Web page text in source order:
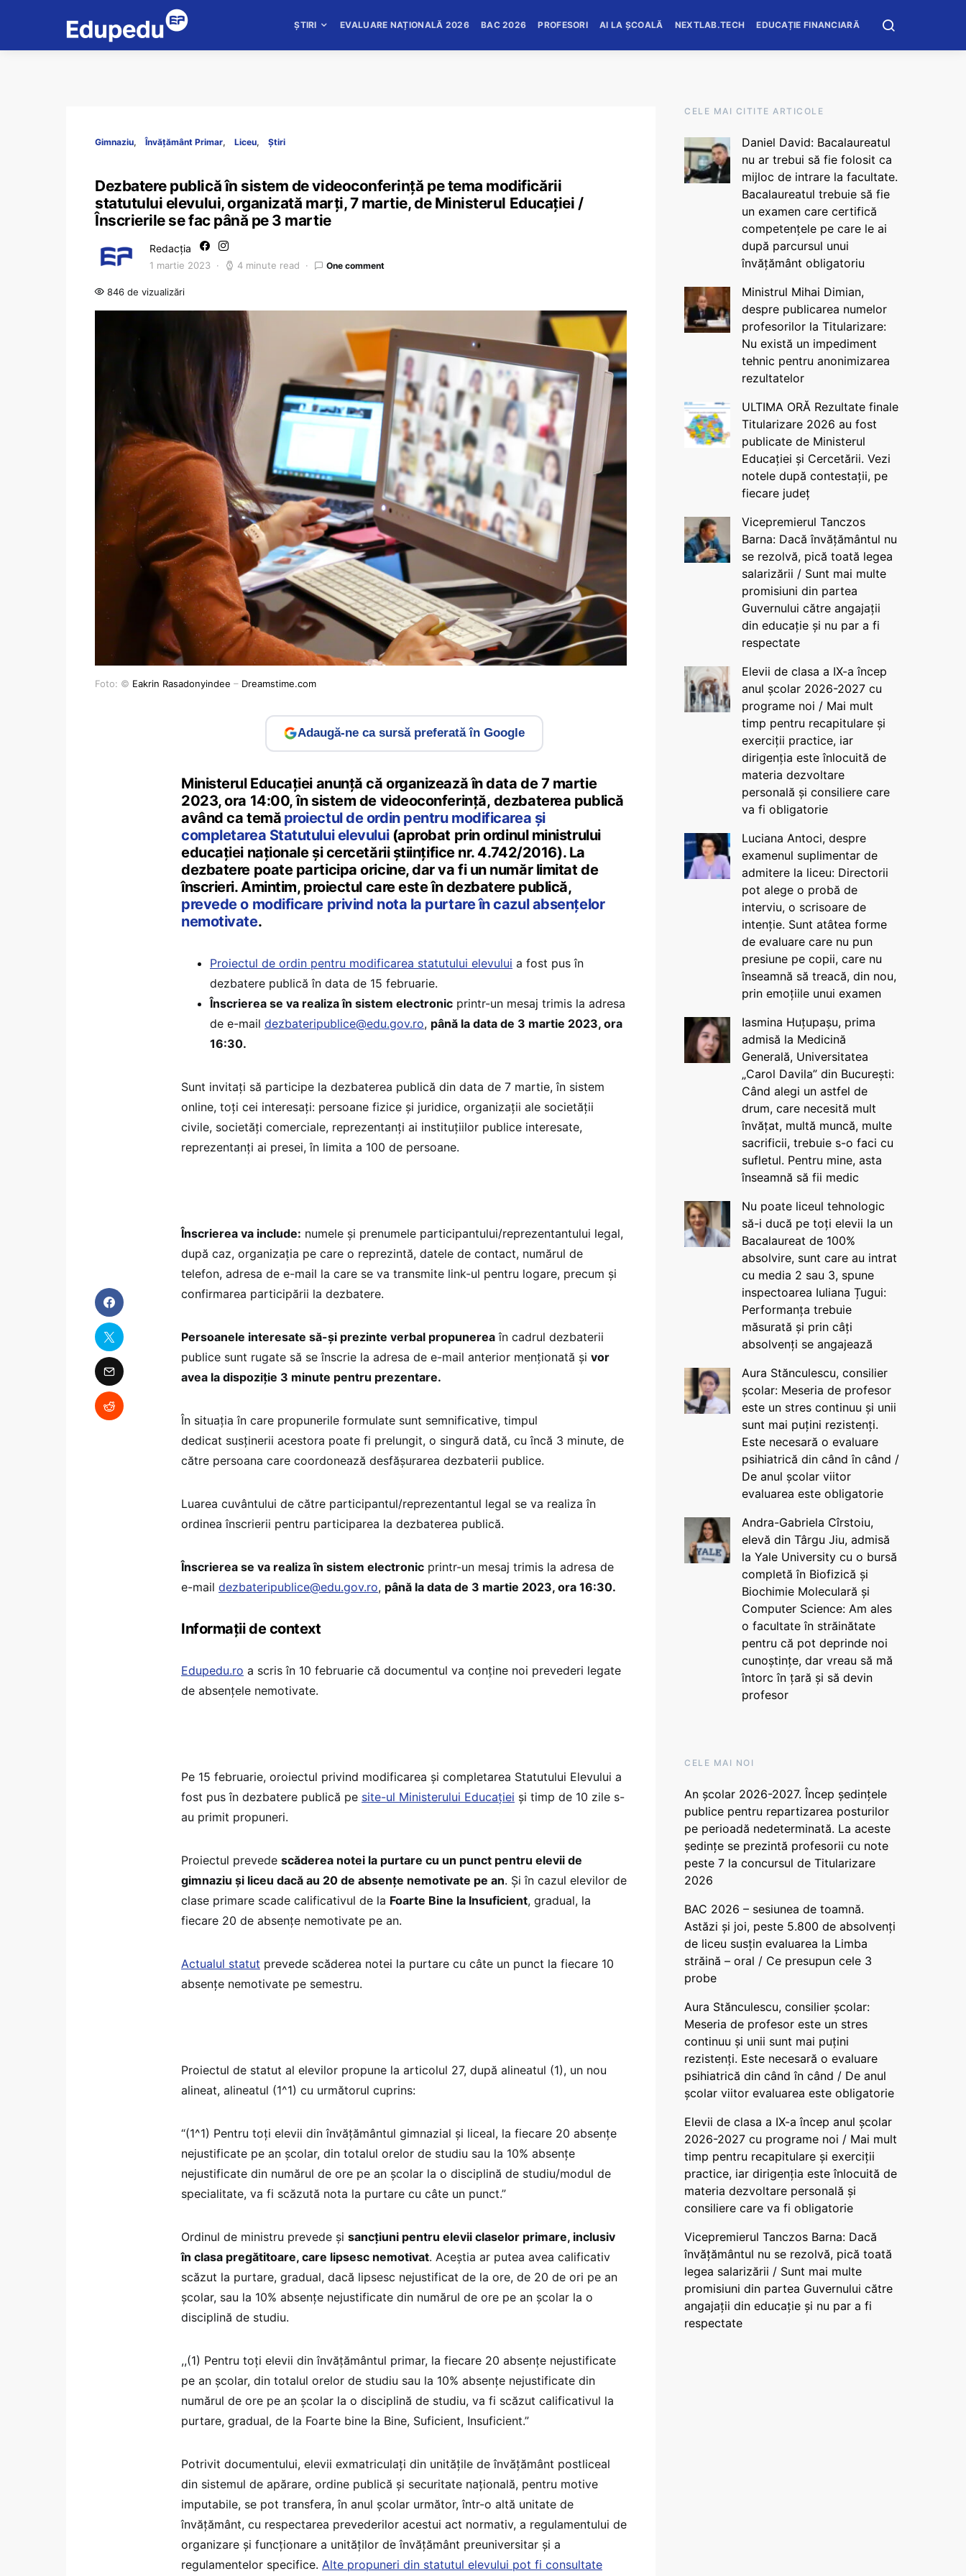
ȘTIRI EVALUARE NAȚIONALĂ 2026 BAC 2026 PROFESORI AI LA ȘCOALĂ NEXTLAB.TECH EDUCAȚIE FINANCIARĂ
Gimnaziu Învățământ Primar Liceu Știri
Dezbatere publică în sistem de videoconferință pe tema modificării
statutului elevului, organizată marți, 7 martie, de Ministerul Educației /
Înscrierile se fac până pe 3 martie
Redacția
1 martie 2023 4 minute read One comment
846 de vizualizări
Foto: © Eakrin Rasadonyindee – Dreamstime.com
Adaugă-ne ca sursă preferată în Google
Ministerul Educației anunță că organizează în data de 7 martie
2023, ora 14:00, în sistem de videoconferință, dezbaterea publică
având ca temă proiectul de ordin pentru modificarea și
completarea Statutului elevului(aprobat prin ordinul ministrului
educației naționale și cercetării științifice nr. 4.742/2016). La
dezbatere poate participa oricine, dar va fi un număr limitat de
înscrieri. Amintim, proiectul care este în dezbatere publică,
prevede o modificare privind nota la purtare în cazul absențelor
nemotivate.
Proiectul de ordin pentru modificarea statutului elevului a fost pus în
dezbatere publică în data de 15 februarie.
Înscrierea se va realiza în sistem electronic printr-un mesaj trimis la adresa
de e-mail dezbateripublice@edu.gov.ro, până la data de 3 martie 2023, ora
16:30.
Sunt invitați să participe la dezbaterea publică din data de 7 martie, în sistem
online, toți cei interesați: persoane fizice și juridice, organizații ale societății
civile, societăți comerciale, reprezentanți ai instituțiilor publice interesate,
reprezentanți ai presei, în limita a 100 de persoane.
Înscrierea va include: numele și prenumele participantului/reprezentantului legal,
după caz, organizația pe care o reprezintă, datele de contact, numărul de
telefon, adresa de e-mail la care se va transmite link-ul pentru logare, precum și
confirmarea participării la dezbatere.
Persoanele interesate să-și prezinte verbal propunerea în cadrul dezbaterii
publice sunt rugate să se înscrie la adresa de e-mail anterior menționată și vor
avea la dispoziție 3 minute pentru prezentare.
În situația în care propunerile formulate sunt semnificative, timpul
dedicat susținerii acestora poate fi prelungit, o singură dată, cu încă 3 minute, de
către persoana care coordonează desfășurarea dezbaterii publice.
Luarea cuvântului de către participantul/reprezentantul legal se va realiza în
ordinea înscrierii pentru participarea la dezbaterea publică.
Înscrierea se va realiza în sistem electronic printr-un mesaj trimis la adresa de
e-mail dezbateripublice@edu.gov.ro, până la data de 3 martie 2023, ora 16:30.
Informații de context
Edupedu.ro a scris în 10 februarie că documentul va conține noi prevederi legate
de absențele nemotivate.
Pe 15 februarie, oroiectul privind modificarea și completarea Statutului Elevului a
fost pus în dezbatere publică pe site-ul Ministerului Educației și timp de 10 zile s-
au primit propuneri.
Proiectul prevede scăderea notei la purtare cu un punct pentru elevii de
gimnaziu și liceu dacă au 20 de absențe nemotivate pe an. Și în cazul elevilor de
clase primare scade calificativul de la Foarte Bine la Insuficient, gradual, la
fiecare 20 de absențe nemotivate pe an.
Actualul statut prevede scăderea notei la purtare cu câte un punct la fiecare 10
absențe nemotivate pe semestru.
Proiectul de statut al elevilor propune la articolul 27, după alineatul (1), un nou
alineat, alineatul (1^1) cu următorul cuprins:
“(1^1) Pentru toţi elevii din învăţământul gimnazial și liceal, la fiecare 20 absenţe
nejustificate pe an școlar, din totalul orelor de studiu sau la 10% absenţe
nejustificate din numărul de ore pe an școlar la o disciplină de studiu/modul de
specialitate, va fi scăzută nota la purtare cu câte un punct.”
Ordinul de ministru prevede și sancțiuni pentru elevii claselor primare, inclusiv
în clasa pregătitoare, care lipsesc nemotivat. Aceștia ar putea avea calificativ
scăzut la purtare, gradual, dacă lipsesc nejustificat de la ore, de 20 de ori pe an
școlar, sau la 10% absenţe nejustificate din numărul de ore pe an școlar la o
disciplină de studiu.
,,(1) Pentru toţi elevii din învăţământul primar, la fiecare 20 absenţe nejustificate
pe an școlar, din totalul orelor de studiu sau la 10% absenţe nejustificate din
numărul de ore pe an școlar la o disciplină de studiu, va fi scăzut calificativul la
purtare, gradual, de la Foarte bine la Bine, Suficient, Insuficient.”
Potrivit documentului, elevii exmatriculaţi din unităţile de învăţământ postliceal
din sistemul de apărare, ordine publică şi securitate naţională, pentru motive
imputabile, se pot transfera, în anul şcolar următor, într-o altă unitate de
învăţământ, cu respectarea prevederilor acestui act normativ, a regulamentului de
organizare şi funcţionare a unităţilor de învăţământ preuniversitar şi a
regulamentelor specifice. Alte propuneri din statutul elevului pot fi consultate
CELE MAI CITITE ARTICOLE
Daniel David: Bacalaureatul
nu ar trebui să fie folosit ca
mijloc de intrare la facultate.
Bacalaureatul trebuie să fie
un examen care certifică
competențele pe care le ai
după parcursul unui
învățământ obligatoriu
Ministrul Mihai Dimian,
despre publicarea numelor
profesorilor la Titularizare:
Nu există un impediment
tehnic pentru anonimizarea
rezultatelor
ULTIMA ORĂ Rezultate finale
Titularizare 2026 au fost
publicate de Ministerul
Educației și Cercetării. Vezi
notele după contestații, pe
fiecare județ
Vicepremierul Tanczos
Barna: Dacă învățământul nu
se rezolvă, pică toată legea
salarizării / Sunt mai multe
promisiuni din partea
Guvernului către angajații
din educație și nu par a fi
respectate
Elevii de clasa a IX-a încep
anul școlar 2026-2027 cu
programe noi / Mai mult
timp pentru recapitulare și
exerciții practice, iar
dirigenția este înlocuită de
materia dezvoltare
personală și consiliere care
va fi obligatorie
Luciana Antoci, despre
examenul suplimentar de
admitere la liceu: Directorii
pot alege o probă de
interviu, o scrisoare de
intenție. Sunt atâtea forme
de evaluare care nu pun
presiune pe copii, care nu
înseamnă să treacă, din nou,
prin emoțiile unui examen
Iasmina Huțupașu, prima
admisă la Medicină
Generală, Universitatea
„Carol Davila” din București:
Când alegi un astfel de
drum, care necesită mult
învățat, multă muncă, multe
sacrificii, trebuie s-o faci cu
sufletul. Pentru mine, asta
înseamnă să fii medic
Nu poate liceul tehnologic
să-i ducă pe toți elevii la un
Bacalaureat de 100%
absolvire, sunt care au intrat
cu media 2 sau 3, spune
inspectoarea Iuliana Țugui:
Performanța trebuie
măsurată și prin câți
absolvenți se angajează
Aura Stănculescu, consilier
școlar: Meseria de profesor
este un stres continuu și unii
sunt mai puțini rezistenți.
Este necesară o evaluare
psihiatrică din când în când /
De anul școlar viitor
evaluarea este obligatorie
Andra-Gabriela Cîrstoiu,
elevă din Târgu Jiu, admisă
la Yale University cu o bursă
completă în Biofizică și
Biochimie Moleculară și
Computer Science: Am ales
o facultate în străinătate
pentru că pot deprinde noi
cunoștințe, dar vreau să mă
întorc în țară și să devin
profesor
CELE MAI NOI
An școlar 2026-2027. Încep ședințele
publice pentru repartizarea posturilor
pe perioadă nedeterminată. La aceste
ședințe se prezintă profesorii cu note
peste 7 la concursul de Titularizare
2026
BAC 2026 – sesiunea de toamnă.
Astăzi și joi, peste 5.800 de absolvenți
de liceu susțin evaluarea la Limba
străină – oral / Ce presupun cele 3
probe
Aura Stănculescu, consilier școlar:
Meseria de profesor este un stres
continuu și unii sunt mai puțini
rezistenți. Este necesară o evaluare
psihiatrică din când în când / De anul
școlar viitor evaluarea este obligatorie
Elevii de clasa a IX-a încep anul școlar
2026-2027 cu programe noi / Mai mult
timp pentru recapitulare și exerciții
practice, iar dirigenția este înlocuită de
materia dezvoltare personală și
consiliere care va fi obligatorie
Vicepremierul Tanczos Barna: Dacă
învățământul nu se rezolvă, pică toată
legea salarizării / Sunt mai multe
promisiuni din partea Guvernului către
angajații din educație și nu par a fi
respectate